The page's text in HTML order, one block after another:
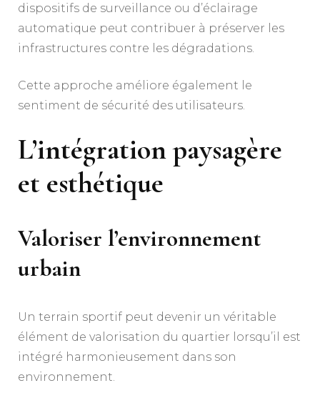
dispositifs de surveillance ou d’éclairage
automatique peut contribuer à préserver les
infrastructures contre les dégradations.
Cette approche améliore également le
sentiment de sécurité des utilisateurs.
L’intégration paysagère
et esthétique
Valoriser l’environnement
urbain
Un terrain sportif peut devenir un véritable
élément de valorisation du quartier lorsqu’il est
intégré harmonieusement dans son
environnement.